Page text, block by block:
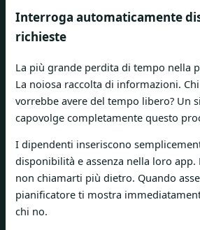
Interroga automaticamente
richieste
La più grande perdita di tempo nella
La noiosa raccolta di informazioni.
vorrebbe avere del tempo libero? Un
capovolge completamente questo
I dipendenti inseriscono
disponibilità e assenza nella loro app.
non chiamarti più dietro. Quando
pianificatore ti mostra
chi no.